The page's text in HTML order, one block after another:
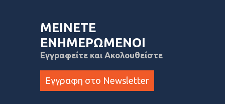
ΜΕΙΝΕΤΕ
ΕΝΗΜΕΡΩΜΕΝΟΙ
Εγγραφείτε και Ακολουθείστε
Εγγραφη στο Newsletter